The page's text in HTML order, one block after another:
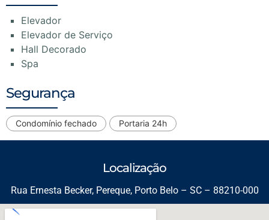
Elevador
Elevador de Serviço
Hall Decorado
Spa
Segurança
Condomínio fechado Portaria 24h
Localização
Rua Ernesta Becker, Pereque, Porto Belo – SC – 88210-000